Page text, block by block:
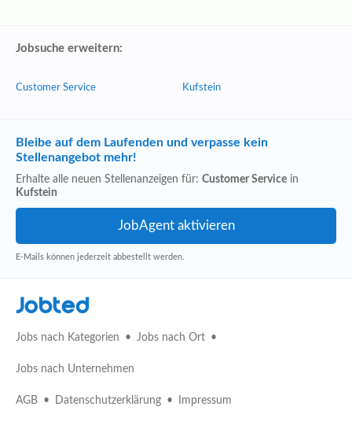
Jobsuche erweitern:
Customer Service Kufstein
Bleibe auf dem Laufenden und verpasse kein
Stellenangebot mehr!
Erhalte alle neuen Stellenanzeigen für: Customer Service in
Kufstein
E-Mails können jederzeit abbestellt werden.
Jobted
Jobs nach Kategorien Jobs nach Ort
Jobs nach Unternehmen
AGB Datenschutzerklärung Impressum